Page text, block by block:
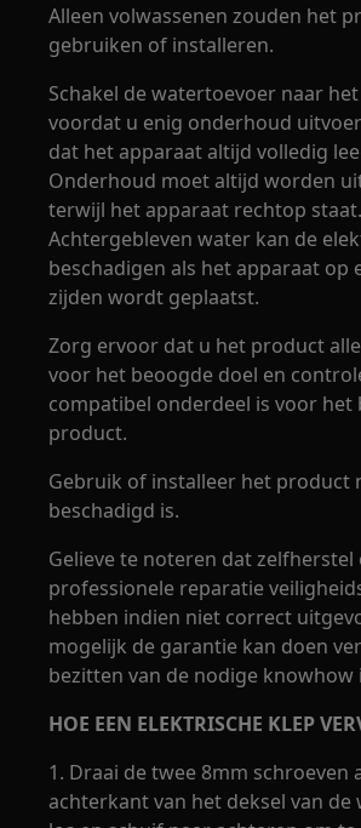
Alleen volwassenen zouden het
gebruiken of installeren.
Schakel de watertoevoer naar
voordat u enig onderhoud
dat het apparaat altijd volledig
Onderhoud moet altijd worden
terwijl het apparaat rechtop staat.
Achtergebleven water kan de
beschadigen als het apparaat op
zijden wordt geplaatst.
Zorg ervoor dat u het product
voor het beoogde doel en
compatibel onderdeel is voor het
product.
Gebruik of installeer het product
beschadigd is.
Gelieve te noteren dat zelfherstel
professionele reparatie
hebben indien niet correct
mogelijk de garantie kan doen
bezitten van de nodige knowhow
HOE EEN ELEKTRISCHE KLEP
1. Draai de twee 8mm schroeven
achterkant van het deksel van de